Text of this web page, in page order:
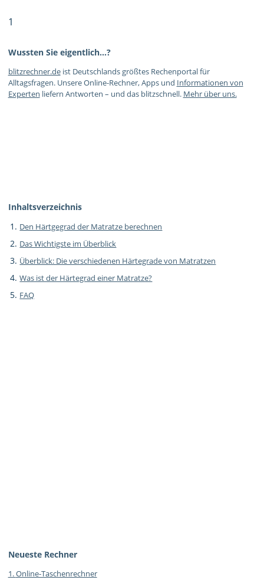
1
Wussten Sie eigentlich…?
blitzrechner.deist Deutschlands größtes Rechenportal für
Alltagsfragen. Unsere Online-Rechner, Apps und Informationen von
Experten liefern Antworten – und das blitzschnell. Mehr über uns.
Inhaltsverzeichnis
Den Härtgegrad der Matratze berechnen
Das Wichtigste im Überblick
Überblick: Die verschiedenen Härtegrade von Matratzen
Was ist der Härtegrad einer Matratze?
FAQ
Neueste Rechner
1.Online-Taschenrechner